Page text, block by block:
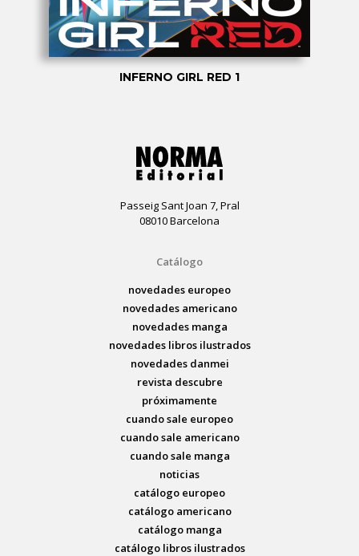
INFERNO GIRL RED 1
Passeig Sant Joan 7, Pral
08010 Barcelona
Catálogo
novedades europeo
novedades americano
novedades manga
novedades libros ilustrados
novedades danmei
revista descubre
próximamente
cuando sale europeo
cuando sale americano
cuando sale manga
noticias
catálogo europeo
catálogo americano
catálogo manga
catálogo libros ilustrados